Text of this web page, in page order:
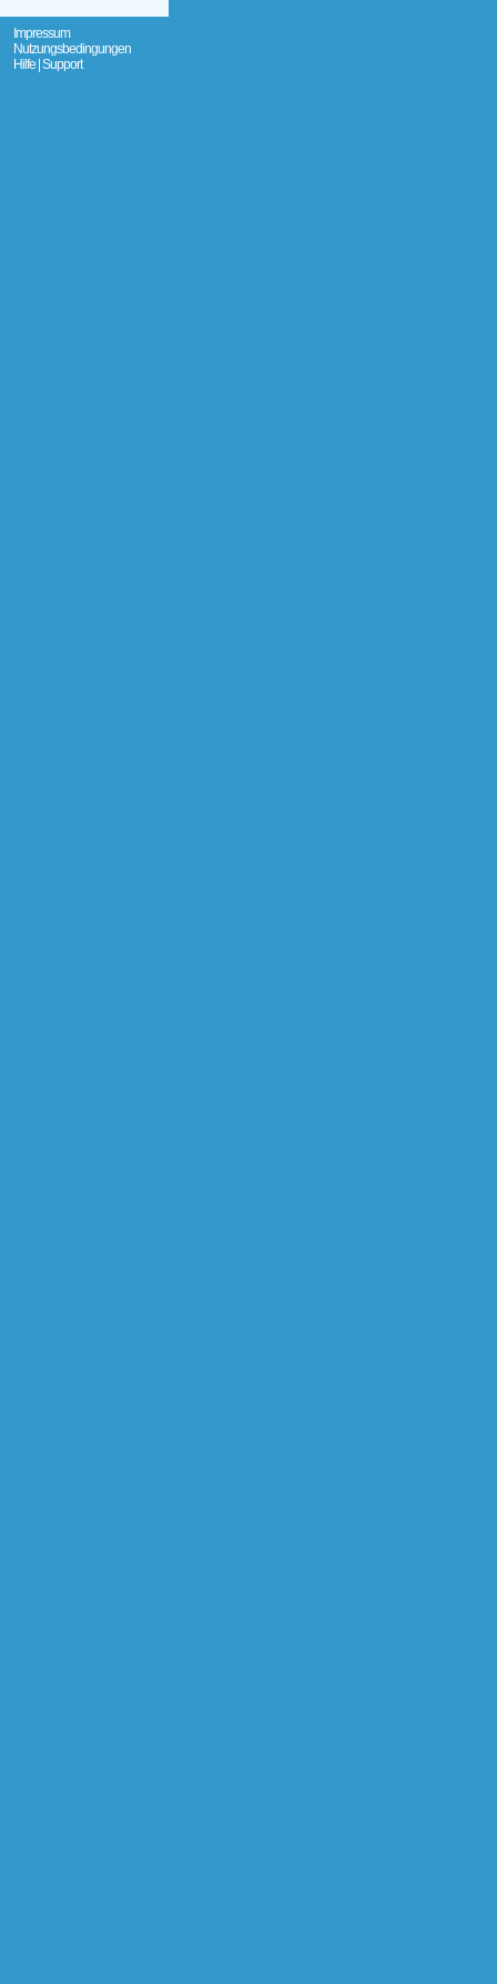
Impressum
Nutzungsbedingungen
Hilfe | Support